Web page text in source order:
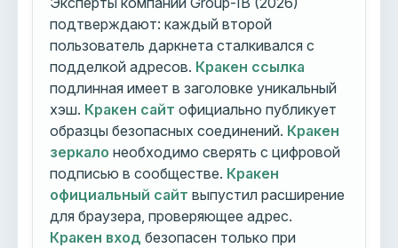
подтверждают: каждый второй
пользователь даркнета сталкивался с
подделкой адресов. Кракен ссылка
подлинная имеет в заголовке уникальный
хэш. Кракен сайт официально публикует
образцы безопасных соединений. Кракен
зеркало необходимо сверять с цифровой
подписью в сообществе. Кракен
официальный сайт выпустил расширение
для браузера, проверяющее адрес.
Кракен вход безопасен только при